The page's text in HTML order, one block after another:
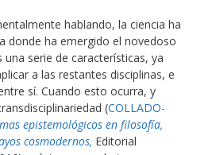
hablando, la ciencia ha
donde ha emergido el novedoso
serie de características, ya
a las restantes disciplinas, e
sí. Cuando esto ocurra, y
(COLLADO-
epistemológicos en filosofía,
cosmodernos, Editorial